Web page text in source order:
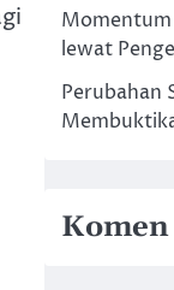
Momentum
lewat
Perubahan